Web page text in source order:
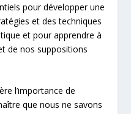
pour développer une
et des techniques
et pour apprendre à
de nos suppositions
l’importance de
que nous ne savons